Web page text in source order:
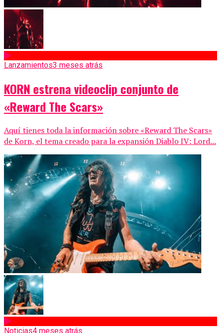
Lanzamientos3 meses atrás
KORN estrena videoclip conjunto de
«Reward The Scars»
Aquí tienes toda la información sobre «Reward The Scars»
de Korn, el tema creado para la expansión Diablo IV: Lord...
Noticias4 meses atrás